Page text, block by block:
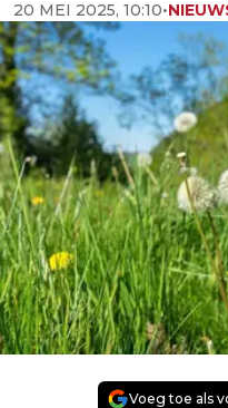
20 MEI 2025, 10:10•
Voeg toe als